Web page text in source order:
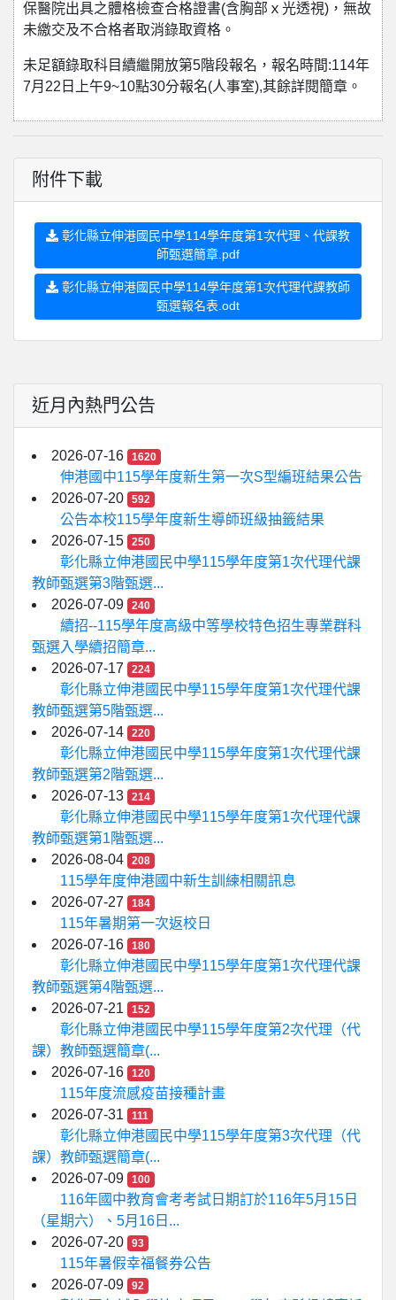
保醫院出具之體格檢查合格證書(含胸部ｘ光透視)，無故
未繳交及不合格者取消錄取資格。
未足額錄取科目續繼開放第5階段報名，報名時間:114年
7月22日上午9~10點30分報名(人事室),其餘詳閱簡章。
附件下載
彰化縣立伸港國民中學114學年度第1次代理、代課教
師甄選簡章.pdf
彰化縣立伸港國民中學114學年度第1次代理代課教師
甄選報名表.odt
近月內熱門公告
2026-07-16 1620
伸港國中115學年度新生第一次S型編班結果公告
2026-07-20
592
公告本校115學年度新生導師班級抽籤結果
2026-07-15
250
彰化縣立伸港國民中學115學年度第1次代理代課
教師甄選第3階甄選...
2026-07-09
240
續招--115學年度高級中等學校特色招生專業群科
甄選入學續招簡章...
2026-07-17
224
彰化縣立伸港國民中學115學年度第1次代理代課
教師甄選第5階甄選...
2026-07-14
220
彰化縣立伸港國民中學115學年度第1次代理代課
教師甄選第2階甄選...
2026-07-13
214
彰化縣立伸港國民中學115學年度第1次代理代課
教師甄選第1階甄選...
2026-08-04
208
115學年度伸港國中新生訓練相關訊息
2026-07-27
184
115年暑期第一次返校日
2026-07-16
180
彰化縣立伸港國民中學115學年度第1次代理代課
教師甄選第4階甄選...
2026-07-21
152
彰化縣立伸港國民中學115學年度第2次代理（代
課）教師甄選簡章(...
2026-07-16
120
115年度流感疫苗接種計畫
2026-07-31
111
彰化縣立伸港國民中學115學年度第3次代理（代
課）教師甄選簡章(...
2026-07-09
100
116年國中教育會考考試日期訂於116年5月15日
（星期六）、5月16日...
2026-07-20
93
115年暑假幸福餐券公告
2026-07-09
92